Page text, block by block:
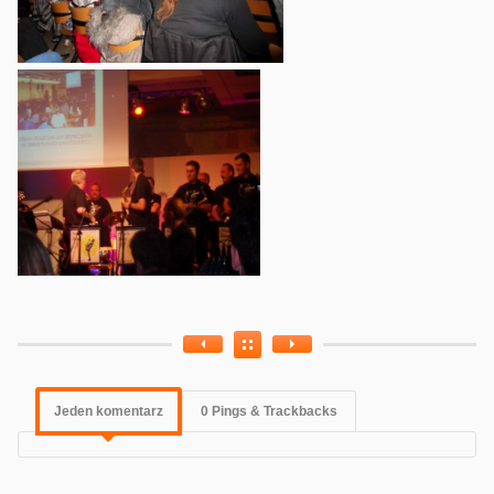
Jeden komentarz 0 Pings & Trackbacks